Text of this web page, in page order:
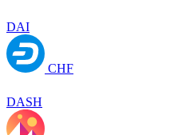
DAI
CHF
DASH